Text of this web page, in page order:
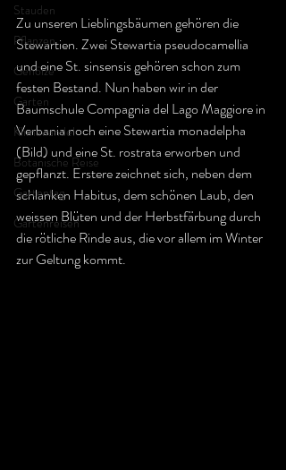
Stauden
Pflanzen
Gehölze
Garten
Klimawandel
Botanische Reise
Gartentag
Gartenreisen
Zu unseren Lieblingsbäumen gehören die
Stewartien. Zwei Stewartia pseudocamellia
und eine St. sinsensis gehören schon zum
festen Bestand. Nun haben wir in der
Baumschule Compagnia del Lago Maggiore in
Verbania noch eine Stewartia monadelpha
(Bild) und eine St. rostrata erworben und
gepflanzt. Erstere zeichnet sich, neben dem
schlanken Habitus, dem schönen Laub, den
weissen Blüten und der Herbstfärbung durch
die rötliche Rinde aus, die vor allem im Winter
zur Geltung kommt.